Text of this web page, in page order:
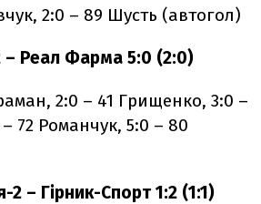
2:0 – 89 Шусть (автогол)
– Реал Фарма 5:0 (2:0)
2:0 – 41 Грищенко, 3:0 –
72 Романчук, 5:0 – 80
2 – Гірник-Спорт 1:2 (1:1)